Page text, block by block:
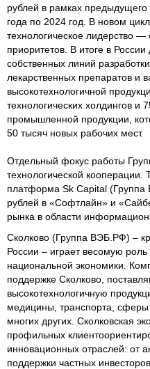
рублей в рамках предыдущего
года по 2024 год. В новом
технологическое лидерство
приоритетов. В итоге в
собственных линий
лекарственных препаратов и
высокотехнологичной
технологических холдингов и
промышленной продукции,
50 тысяч новых рабочих мест.
Отдельный фокус работы
технологической кооперации.
платформа Sk Capital
рублей в «Софтлайн» и
рынка в области
Сколково (Группа ВЭБ.РФ) –
России – играет весомую
национальной экономики.
поддержке Сколково,
высокотехнологичную
медицины, транспорта,
многих других. Сколковская
профильных
инновационных отраслей: от
поддержки частных